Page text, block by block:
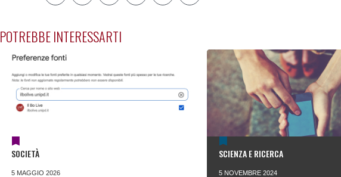
POTREBBE INTERESSARTI
SOCIETÀ
5 MAGGIO 2026
SCIENZA E RICERCA
5 NOVEMBRE 2024